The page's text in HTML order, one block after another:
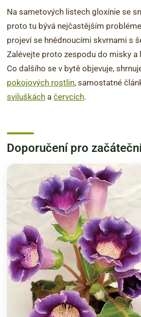
Na sametových listech gloxínie se
proto tu bývá nejčastějším
projeví se hnědnoucími skvrnami s
Zalévejte proto zespodu do misky a
Co dalšího se v bytě objevuje,
pokojových rostlin, samostatné
sviluškách a červcích.
Doporučení pro